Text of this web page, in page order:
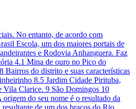
No entanto, de acordo com
Escola, um dos maiores portais de
e Rodovia Anhanguera. Faz
4.1 Mina de ouro no Pico do
Bairros do distrito e suas características
8.5 Jardim Cidade Pirituba,
Vila Clarice. 9 São Domingos 10
do seu nome é o resultado da